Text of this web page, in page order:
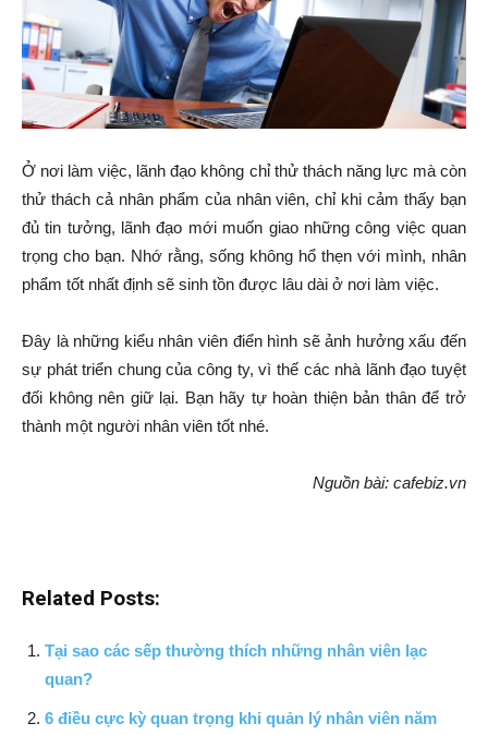
Ở nơi làm việc, lãnh đạo không chỉ thử thách năng lực mà còn
thử thách cả nhân phẩm của nhân viên, chỉ khi cảm thấy bạn
đủ tin tưởng, lãnh đạo mới muốn giao những công việc quan
trọng cho bạn. Nhớ rằng, sống không hổ thẹn với mình, nhân
phẩm tốt nhất định sẽ sinh tồn được lâu dài ở nơi làm việc.
Đây là những kiểu nhân viên điển hình sẽ ảnh hưởng xấu đến
sự phát triển chung của công ty, vì thế các nhà lãnh đạo tuyệt
đối không nên giữ lại. Bạn hãy tự hoàn thiện bản thân để trở
thành một người nhân viên tốt nhé.
Nguồn bài: cafebiz.vn
Related Posts:
Tại sao các sếp thường thích những nhân viên lạc
quan?
6 điều cực kỳ quan trọng khi quản lý nhân viên năm